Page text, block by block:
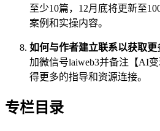
至少10篇，12月底将更新至
案例和实操内容。
如何与作者建立联系以获取更
加微信号laiweb3并备注【AI
得更多的指导和资源连接。
专栏目录